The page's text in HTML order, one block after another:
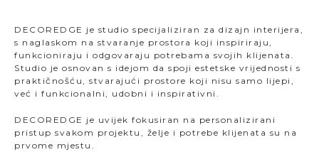
DECOREDGE je studio specijaliziran za dizajn interijera,
s naglaskom na stvaranje prostora koji inspiriraju,
funkcioniraju i odgovaraju potrebama svojih klijenata.
Studio je osnovan s idejom da spoji estetske vrijednosti s
praktičnošću, stvarajući prostore koji nisu samo lijepi,
već i funkcionalni, udobni i inspirativni.
DECOREDGE je uvijek fokusiran na personalizirani
pristup svakom projektu, želje i potrebe klijenata su na
prvome mjestu.